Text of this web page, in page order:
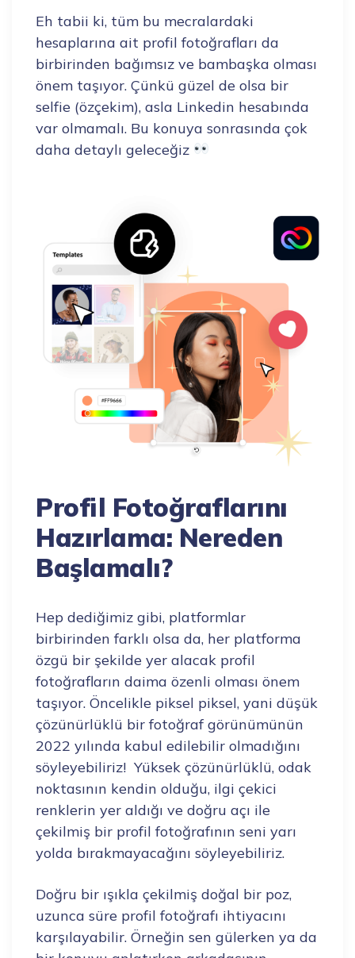
Eh tabii ki, tüm bu mecralardaki
hesaplarına ait profil fotoğrafları da
birbirinden bağımsız ve bambaşka olması
önem taşıyor. Çünkü güzel de olsa bir
selfie (özçekim), asla Linkedin hesabında
var olmamalı. Bu konuya sonrasında çok
daha detaylı geleceğiz
Profil Fotoğraflarını
Hazırlama: Nereden
Başlamalı?
Hep dediğimiz gibi, platformlar
birbirinden farklı olsa da, her platforma
özgü bir şekilde yer alacak profil
fotoğrafların daima özenli olması önem
taşıyor. Öncelikle piksel piksel, yani düşük
çözünürlüklü bir fotoğraf görünümünün
2022 yılında kabul edilebilir olmadığını
söyleyebiliriz! Yüksek çözünürlüklü, odak
noktasının kendin olduğu, ilgi çekici
renklerin yer aldığı ve doğru açı ile
çekilmiş bir profil fotoğrafının seni yarı
yolda bırakmayacağını söyleyebiliriz.
Doğru bir ışıkla çekilmiş doğal bir poz,
uzunca süre profil fotoğrafı ihtiyacını
karşılayabilir. Örneğin sen gülerken ya da